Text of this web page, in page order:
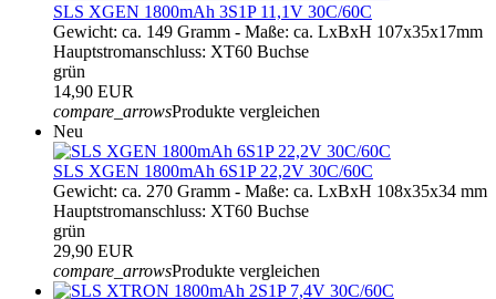
SLS XGEN 1800mAh 3S1P 11,1V 30C/60C
Gewicht: ca. 149 Gramm - Maße: ca. LxBxH 107x35x17mm
Hauptstromanschluss: XT60 Buchse
grün
14,90 EUR
compare_arrowsProdukte vergleichen
Neu
SLS XGEN 1800mAh 6S1P 22,2V 30C/60C
Gewicht: ca. 270 Gramm - Maße: ca. LxBxH 108x35x34 mm
Hauptstromanschluss: XT60 Buchse
grün
29,90 EUR
compare_arrowsProdukte vergleichen